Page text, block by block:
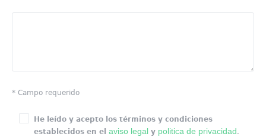
* Campo requerido
He leído y acepto los términos y condiciones
establecidos en el aviso legal y politica de privacidad.